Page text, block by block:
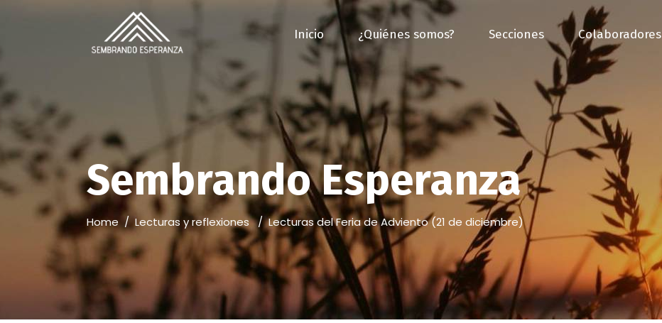
Inicio ¿Quiénes somos? Secciones Colaboradores
Sembrando Esperanza
Home/Lecturas y reflexiones/Lecturas del Feria de Adviento (21 de diciembre)